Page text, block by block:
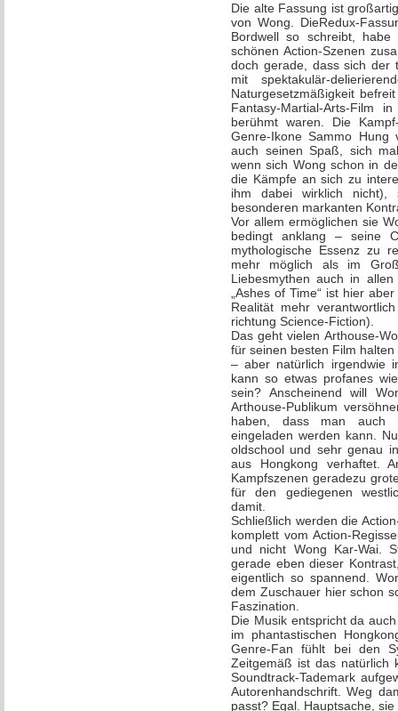
Die alte Fassung ist
von Wong. DieRedux-
Bordwell so schreibt,
schönen Action-Szenen
doch gerade, dass sich der
mit spektakulär-
Naturgesetzmäßigkeit
Fantasy-Martial-Arts-Film
berühmt waren. Die
Genre-Ikone Sammo Hung
auch seinen Spaß, sich
wenn sich Wong schon in
die Kämpfe an sich zu
ihm dabei wirklich
besonderen markanten
Vor allem ermöglichen sie
bedingt anklang – seine
mythologische Essenz zu
mehr möglich als im
Liebesmythen auch in
„Ashes of Time“ ist hier
Realität mehr
richtung Science-Fiction).
Das geht vielen Arthouse-
für seinen besten Film
– aber natürlich irgendwie
kann so etwas profanes
sein? Anscheinend will
Arthouse-Publikum
haben, dass man auch
eingeladen werden kann.
oldschool und sehr genau
aus Hongkong verhaftet.
Kampfszenen geradezu
für den gediegenen
damit.
Schließlich werden die
komplett vom Action-
und nicht Wong Kar-Wai.
gerade eben dieser
eigentlich so spannend.
dem Zuschauer hier schon
Faszination.
Die Musik entspricht da
im phantastischen
Genre-Fan fühlt bei den
Zeitgemäß ist das natürlich
Soundtrack-Tademark
Autorenhandschrift. Weg
passt? Egal. Hauptsache,